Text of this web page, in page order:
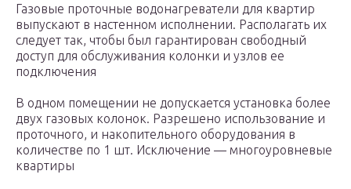
Газовые проточные водонагреватели для квартир
выпускают в настенном исполнении. Располагать их
следует так, чтобы был гарантирован свободный
доступ для обслуживания колонки и узлов ее
подключения
В одном помещении не допускается установка более
двух газовых колонок. Разрешено использование и
проточного, и накопительного оборудования в
количестве по 1 шт. Исключение — многоуровневые
квартиры